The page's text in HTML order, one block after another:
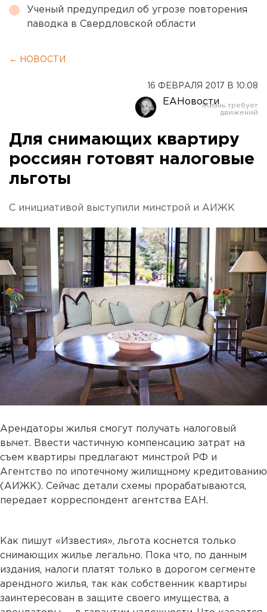
Ученый предупредил об угрозе повторения
паводка в Свердловской области
← НОВОСТИ
16 ФЕВРАЛЯ 2017 В 10:08
ЕАНовости
Для снимающих квартиру
россиян готовят налоговые
льготы
С инициативой выступили минстрой и АИЖК
Арендаторы жилья смогут получать налоговый
вычет. Ввести частичную компенсацию затрат на
съем квартиры предлагают минстрой РФ и
Агентство по ипотечному жилищному кредитованию
(АИЖК). Сейчас детали схемы прорабатываются,
передает корреспондент агентства ЕАН.
Как пишут «Известия», льгота коснется только
снимающих жилье легально. Пока что, по данным
издания, налоги платят только в дорогом сегменте
арендного жилья, так как собственник квартиры
заинтересован в защите своего имущества, а